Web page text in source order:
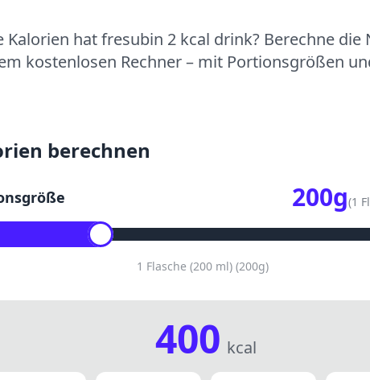
Kalorien hatfresubin 2 kcal drink? Berechne
kostenlosen Rechner – mit Portionsgrößen
berechnen
200g(1
1 Flasche (200 ml) (200g)
400 kcal